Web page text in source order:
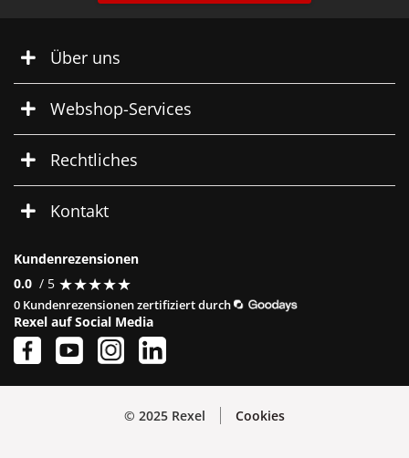
Über uns
Webshop-Services
Rechtliches
Kontakt
Kundenrezensionen
0.0 / 5 ★★★★★
★★★★★
0 Kundenrezensionen zertifiziert durch
Rexel auf Social Media
© 2025 Rexel Cookies